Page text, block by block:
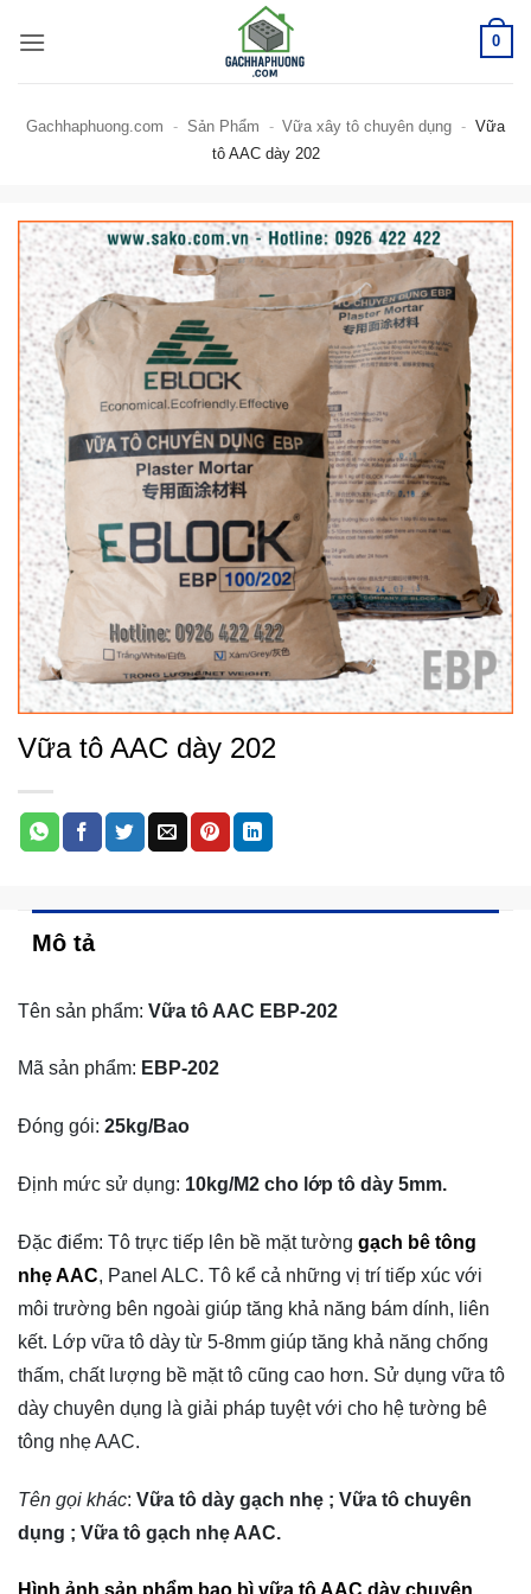
qua
0
Gachhaphuong.com - Sản Phẩm - Vữa xây tô chuyên dụng - Vữa
tô AAC dày 202
Vữa tô AAC dày 202
Mô tả
Tên sản phẩm: Vữa tô AAC EBP-202
Mã sản phẩm: EBP-202
Đóng gói: 25kg/Bao
Định mức sử dụng: 10kg/M2 cho lớp tô dày 5mm.
Đặc điểm: Tô trực tiếp lên bề mặt tường gạch bê tông
nhẹ AAC, Panel ALC. Tô kể cả những vị trí tiếp xúc với
môi trường bên ngoài giúp tăng khả năng bám dính, liên
kết. Lớp vữa tô dày từ 5-8mm giúp tăng khả năng chống
thấm, chất lượng bề mặt tô cũng cao hơn. Sử dụng vữa tô
dày chuyên dụng là giải pháp tuyệt với cho hệ tường bê
tông nhẹ AAC.
Tên gọi khác: Vữa tô dày gạch nhẹ ; Vữa tô chuyên
dụng ; Vữa tô gạch nhẹ AAC.